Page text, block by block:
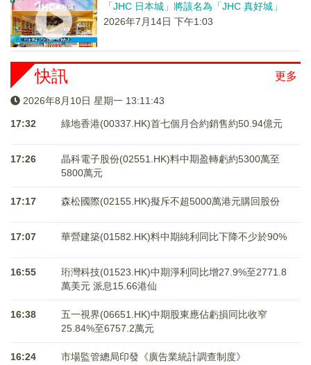
「JHC 日本城」將該名為「JHC 真好城」
2026年7月14日 下午1:03
更多
快訊
2026年8月10日 星期一 13:11:43
17:32 綠地香港(00337.HK)首七個月合約銷售約50.94億元
17:26
晶科電子股份(02551.HK)料中期盈轉虧約5300萬至
5800萬元
17:17 森松國際(02155.HK)擬斥不超5000萬港元購回股份
17:07 華營建築(01582.HK)料中期純利同比下降不少於90%
16:55
珩灣科技(01523.HK)中期淨利同比增27.9%至2771.8
萬美元 派息15.66港仙
16:38
五一視界(06651.HK)中期股東應佔虧損同比收窄
25.84%至6757.2萬元
16:24 市場監管總局印發《廣告業統計調查制度》